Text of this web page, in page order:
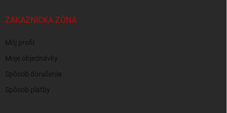
ZÁKAZNÍCKA ZÓNA
Môj profil
Moje objednávky
Spôsob doručenia
Spôsob platby